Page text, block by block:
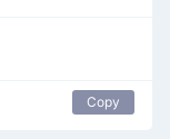
Copy